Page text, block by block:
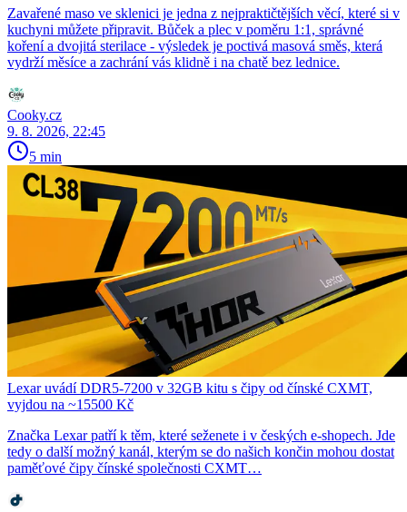
Zavařené maso ve sklenici je jedna z nejpraktičtějších věcí, které si v
kuchyni můžete připravit. Bůček a plec v poměru 1:1, správné
koření a dvojitá sterilace - výsledek je poctivá masová směs, která
vydrží měsíce a zachrání vás klidně i na chatě bez lednice.
Cooky.cz
9. 8. 2026, 22:45
5 min
Lexar uvádí DDR5-7200 v 32GB kitu s čipy od čínské CXMT,
vyjdou na ~15500 Kč
Značka Lexar patří k těm, které seženete i v českých e-shopech. Jde
tedy o další možný kanál, kterým se do našich končin mohou dostat
paměťové čipy čínské společnosti CXMT…